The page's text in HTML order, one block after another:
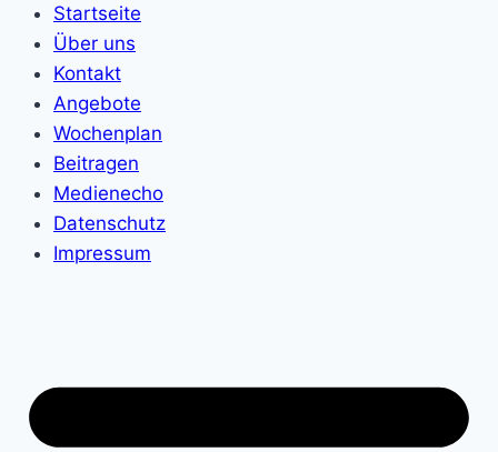
Startseite
Über uns
Kontakt
Angebote
Wochenplan
Beitragen
Medienecho
Datenschutz
Impressum